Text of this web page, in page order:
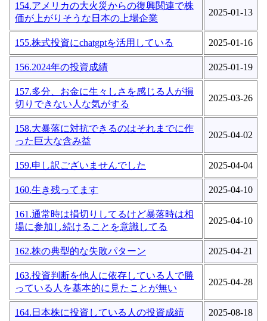
154.アメリカの大火災からの復興関連で株
価が上がりそうな日本の上場企業
2025-01-13
155.株式投資にchatgptを活用している 2025-01-16
156.2024年の投資成績 2025-01-19
157.多分、お金に生々しさを感じる人が損
切りできない人な気がする
2025-03-26
158.大暴落に対抗できるのはそれまでに作
った巨大な含み益
2025-04-02
159.申し訳ございませんでした 2025-04-04
160.生き残ってます 2025-04-10
161.通常時は損切りしてるけど暴落時は相
場に参加し続けることを意識してる
2025-04-10
162.株の典型的な失敗パターン 2025-04-21
163.投資判断を他人に依存している人で勝
っている人を基本的に見たことが無い
2025-04-28
164.日本株に投資している人の投資成績 2025-08-18